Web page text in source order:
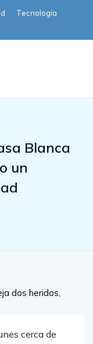
Tecnología
Blanca
un
cerca de